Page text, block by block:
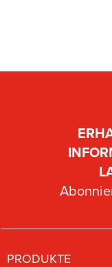
PRODUKTE